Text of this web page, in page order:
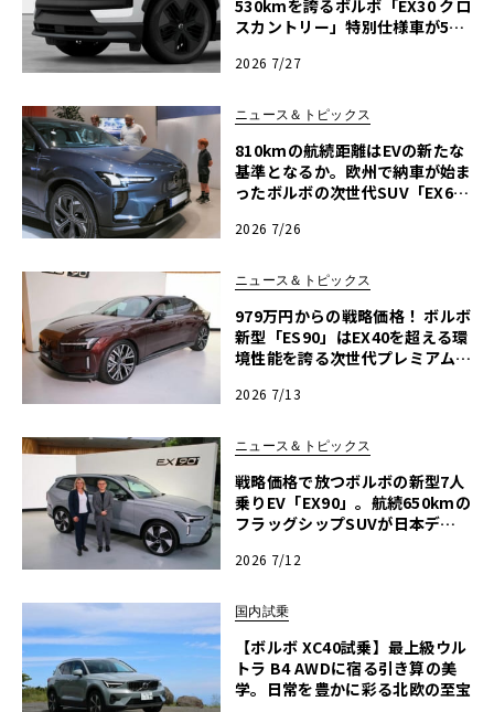
530kmを誇るボルボ「EX30 クロ
スカントリー」特別仕様車が599
2026 7/27
ニュース＆トピックス
810kmの航続距離はEVの新たな
基準となるか。欧州で納車が始ま
ったボルボの次世代SUV「EX6
2026 7/26
ニュース＆トピックス
979万円からの戦略価格！ ボルボ
新型「ES90」はEX40を超える環
境性能を誇る次世代プレミアムE
2026 7/13
ニュース＆トピックス
戦略価格で放つボルボの新型7人
乗りEV「EX90」。航続650kmの
フラッグシップSUVが日本デビ
2026 7/12
国内試乗
【ボルボ XC40試乗】最上級ウル
トラ B4 AWDに宿る引き算の美
学。日常を豊かに彩る北欧の至宝